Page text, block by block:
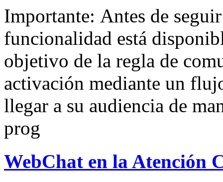
Importante: Antes de
funcionalidad está
objetivo de la regla de
activación mediante un
llegar a su audiencia de
prog
WebChat en la Atención